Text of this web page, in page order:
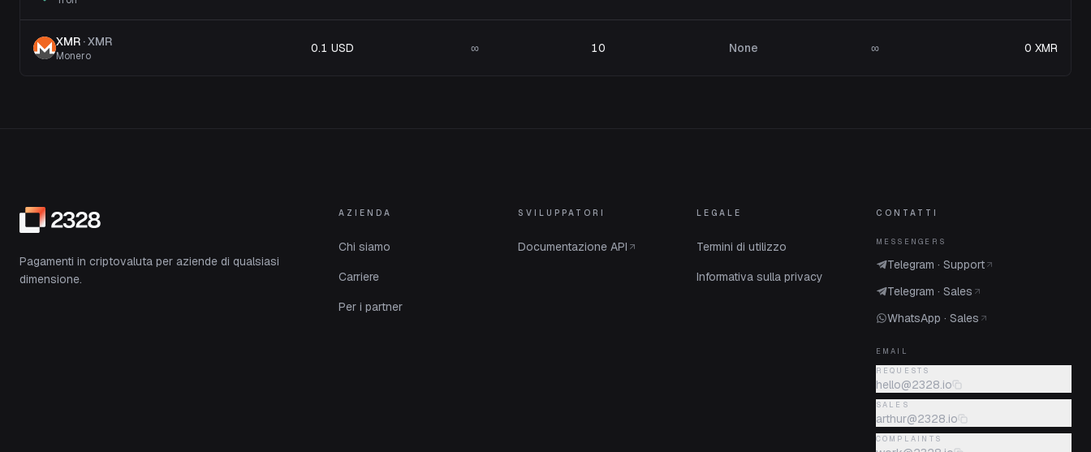
XMR ·XMR
Monero
0.1 USD ∞ 10 None ∞ 0 XMR
Pagamenti in criptovaluta per aziende di qualsiasi
dimensione.
AZIENDA
Chi siamo
Carriere
Per i partner
SVILUPPATORI
Documentazione API
LEGALE
Termini di utilizzo
Informativa sulla privacy
CONTATTI
MESSENGERS
Telegram · Support
Telegram · Sales
WhatsApp · Sales
EMAIL
REQUESTS
hello@2328.io
SALES
arthur@2328.io
COMPLAINTS